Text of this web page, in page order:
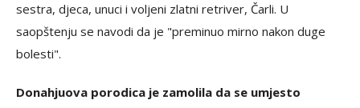
sestra, djeca, unuci i voljeni zlatni retriver, Čarli. U
saopštenju se navodi da je "preminuo mirno nakon duge
bolesti".
Donahjuova porodica je zamolila da se umjesto